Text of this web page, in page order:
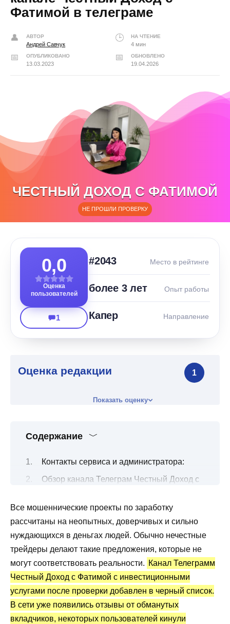
Фатимой в телеграме
АВТОР
Андрей Савчук
НА ЧТЕНИЕ
4 мин
ОПУБЛИКОВАНО
13.03.2023
ОБНОВЛЕНО
19.04.2026
ЧЕСТНЫЙ ДОХОД С ФАТИМОЙ
НЕ ПРОШЛИ ПРОВЕРКУ
0,0
Оценка
пользователей
1
#2043 Место в рейтинге
более 3 лет Опыт работы
Капер Направление
Оценка редакции 1
Показать оценку
Содержание
Контакты сервиса и администратора:
Обзор канала Телеграм Честный Доход с
Все об инвестициях
Канал Telegram Честный Доход с
Фатимой: статистика и отзывы
Преимущества и недостатки
Все мошеннические проекты по заработку
рассчитаны на неопытных, доверчивых и сильно
нуждающихся в деньгах людей. Обычно нечестные
трейдеры делают такие предложения, которые не
могут соответствовать реальности. Канал Телеграмм
Честный Доход с Фатимой с инвестиционными
услугами после проверки добавлен в черный список.
В сети уже появились отзывы от обманутых
вкладчиков, некоторых пользователей кинули